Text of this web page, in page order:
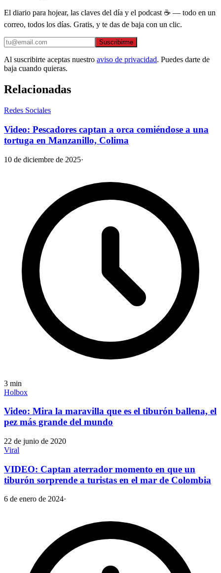
El diario para hojear, las claves del día y el podcast ☕ — todo en un
correo, todos los días. Gratis, y te das de baja con un clic.
Suscribirme
Al suscribirte aceptas nuestro aviso de privacidad. Puedes darte de
baja cuando quieras.
Relacionadas
Redes Sociales
Video: Pescadores captan a orca comiéndose a una
tortuga en Manzanillo, Colima
10 de diciembre de 2025·
3 min
Holbox
Video: Mira la maravilla que es el tiburón ballena, el
pez más grande del mundo
22 de junio de 2020
Viral
VIDEO: Captan aterrador momento en que un
tiburón sorprende a turistas en el mar de Colombia
6 de enero de 2024·